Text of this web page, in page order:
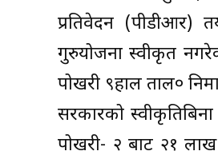
प्रतिवेदन (पीडीआर)
गुरुयोजना स्वीकृत
पोखरी ९हाल ताल०
सरकारको
पोखरी- २ बाट २१